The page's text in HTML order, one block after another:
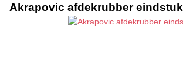
Akrapovic afdekrubber eindstuk